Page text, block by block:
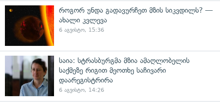
როგორ უნდა გადავურჩეთ მზის სიკვდილს? —
ახალი კვლევა
6 აგვისტო, 15:36
საია: სტრასბურგმა მზია ამაღლობელის
საქმეზე რიგით მეოთხე საჩივარი
დაარეგისტრირა
6 აგვისტო, 14:26